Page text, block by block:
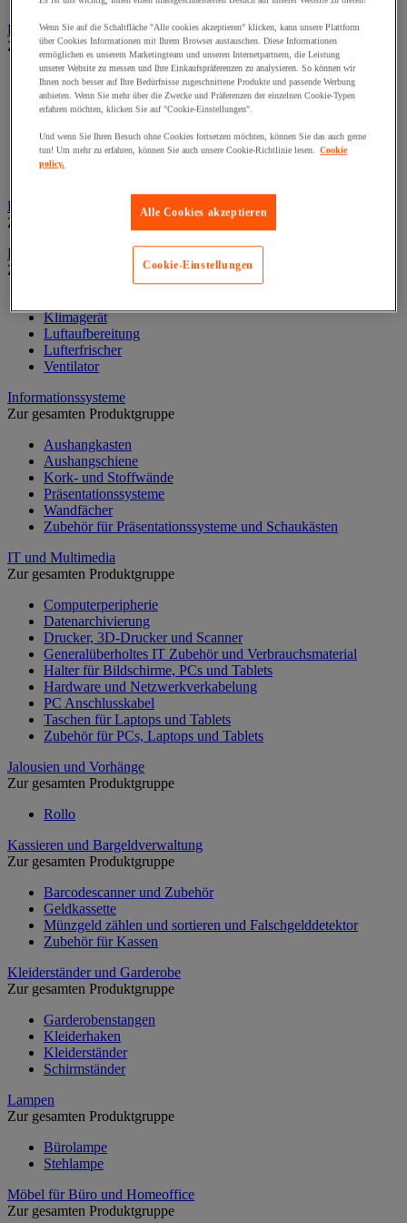
Dekoration und Information
Zur gesamten Produktgruppe
Ausstellungsvitrine
Festdekoration
Klebefolie für Fenster
Landkarten
Rahmen und Zubehör
Fußstütze für Büro
Zur gesamten Produktgruppe
Heizung, Klima und Luftaufbereitung
Zur gesamten Produktgruppe
Klimagerät
Luftaufbereitung
Lufterfrischer
Ventilator
Informationssysteme
Zur gesamten Produktgruppe
Aushangkasten
Aushangschiene
Kork- und Stoffwände
Präsentationssysteme
Wandfächer
Zubehör für Präsentationssysteme und Schaukästen
IT und Multimedia
Zur gesamten Produktgruppe
Computerperipherie
Datenarchivierung
Drucker, 3D-Drucker und Scanner
Generalüberholtes IT Zubehör und Verbrauchsmaterial
Halter für Bildschirme, PCs und Tablets
Hardware und Netzwerkverkabelung
PC Anschlusskabel
Taschen für Laptops und Tablets
Zubehör für PCs, Laptops und Tablets
Jalousien und Vorhänge
Zur gesamten Produktgruppe
Rollo
Kassieren und Bargeldverwaltung
Zur gesamten Produktgruppe
Barcodescanner und Zubehör
Geldkassette
Münzgeld zählen und sortieren und Falschgelddetektor
Zubehör für Kassen
Kleiderständer und Garderobe
Zur gesamten Produktgruppe
Garderobenstangen
Kleiderhaken
Kleiderständer
Schirmständer
Lampen
Zur gesamten Produktgruppe
Bürolampe
Stehlampe
Möbel für Büro und Homeoffice
Zur gesamten Produktgruppe
Wenn Sie auf die Schaltfläche "Alle cookies akzeptieren" klicken, kann unsere Plattform
über Cookies Informationen mit Ihrem Browser austauschen. Diese Informationen
ermöglichen es unserem Marketingteam und unseren Internetpartnern, die Leistung
unserer Website zu messen und Ihre Einkaufspräferenzen zu analysieren. So können wir
Ihnen noch besser auf Ihre Bedürfnisse zugeschnittene Produkte und passende Werbung
anbieten. Wenn Sie mehr über die Zwecke und Präferenzen der einzelnen Cookie-Typen
erfahren möchten, klicken Sie auf "Cookie-Einstellungen".
Und wenn Sie Ihren Besuch ohne Cookies fortsetzen möchten, können Sie das auch gerne
tun! Um mehr zu erfahren, können Sie auch unsere Cookie-Richtlinie lesen. Cookie
policy.
Alle Cookies akzeptieren
Cookie-Einstellungen